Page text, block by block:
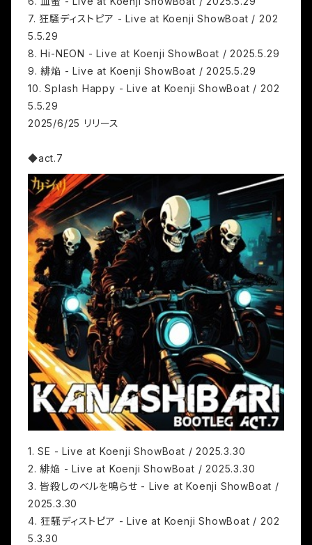
7. 狂騒ディストピア - Live at Koenji ShowBoat / 202
5.5.29
8. Hi-NEON - Live at Koenji ShowBoat / 2025.5.29
9. 緋焔 - Live at Koenji ShowBoat / 2025.5.29
10. Splash Happy - Live at Koenji ShowBoat / 202
5.5.29
2025/6/25 リリース
◆act.7
1. SE - Live at Koenji ShowBoat / 2025.3.30
2. 緋焔 - Live at Koenji ShowBoat / 2025.3.30
3. 皆殺しのベルを鳴らせ - Live at Koenji ShowBoat /
2025.3.30
4. 狂騒ディストピア - Live at Koenji ShowBoat / 202
5.3.30